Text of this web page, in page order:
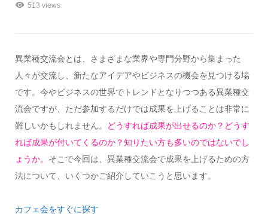
513 views
異業種交流会とは、さまざまな業界や専門分野から集まった
人々が交流し、新たなアイデアやビジネスの機会を見つける場
です。今やビジネスの世界でトレンドとなりつつある異業種交
流会ですが、ただ参加するだけでは成果を上げることは非常に
難しいかもしれません。
どうすれば成果が出せるのか？どうす
れば成果が付いてくるのか？知りたい方も多いのではないでし
ょうか。 そこで今回は、異業種交流会で成果を上げるための方
法について、いくつかご紹介していこうと思います。
カフェ会をすぐに探す